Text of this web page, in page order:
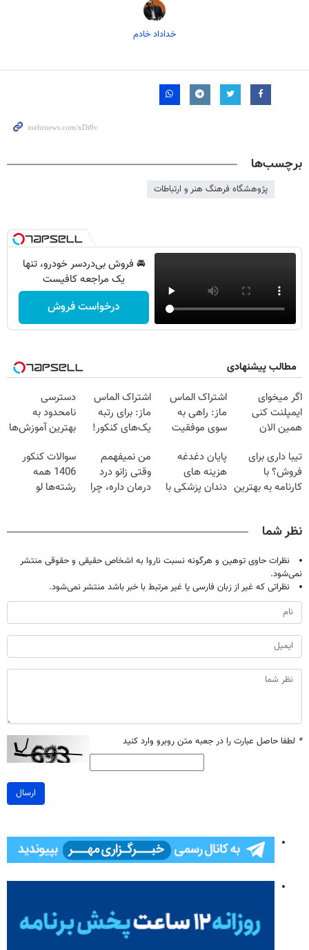
خداداد خادم
برچسب‌ها
پژوهشگاه فرهنگ هنر و ارتباطات
🚘 فروش بی‌دردسر خودرو، تنها
یک مراجعه کافیست
درخواست فروش
مطالب پیشنهادی
اگر میخوای
ایمپلنت کنی
همین الان
۲۵ میلیون
تومان!!!
اشتراک الماس
ماز: راهی به
سوی موفقیت
اشتراک الماس
ماز: برای رتبه
یک‌های کنکور!
دسترسی
نامحدود به
بهترین آموزش‌ها
تیبا داری برای
فروش؟ با
کارنامه به بهترین
پایان دغدغه
هزینه های
دندان پزشکی با
من نمیفهمم
وقتی زانو درد
درمان داره، چرا
سوالات کنکور
1406 همه
رشته‌ها لو
نظر شما
نظرات حاوی توهین و هرگونه نسبت ناروا به اشخاص حقیقی و حقوقی منتشر
نمی‌شود.
نظراتی که غیر از زبان فارسی یا غیر مرتبط با خبر باشد منتشر نمی‌شود.
* لطفا حاصل عبارت را در جعبه متن روبرو وارد کنید
ارسال